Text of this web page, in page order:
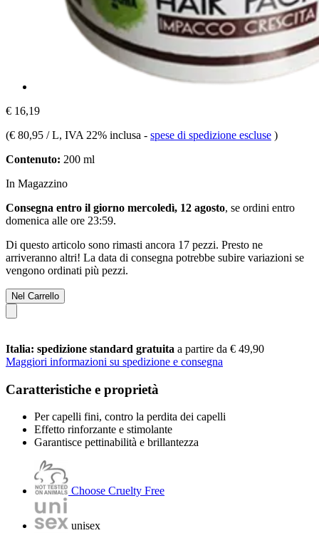
€ 16,19
(€ 80,95 / L, IVA 22% inclusa - spese di spedizione escluse )
Contenuto: 200 ml
In Magazzino
Consegna entro il giorno mercoledì, 12 agosto, se ordini entro
domenica alle ore 23:59.
Di questo articolo sono rimasti ancora 17 pezzi. Presto ne
arriveranno altri! La data di consegna potrebbe subire variazioni se
vengono ordinati più pezzi.
Nel Carrello
Italia: spedizione standard gratuita a partire da € 49,90
Maggiori informazioni su spedizione e consegna
Caratteristiche e proprietà
Per capelli fini, contro la perdita dei capelli
Effetto rinforzante e stimolante
Garantisce pettinabilità e brillantezza
Choose Cruelty Free
unisex